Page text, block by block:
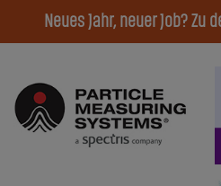
Neues Jahr, neuer Job? Zu